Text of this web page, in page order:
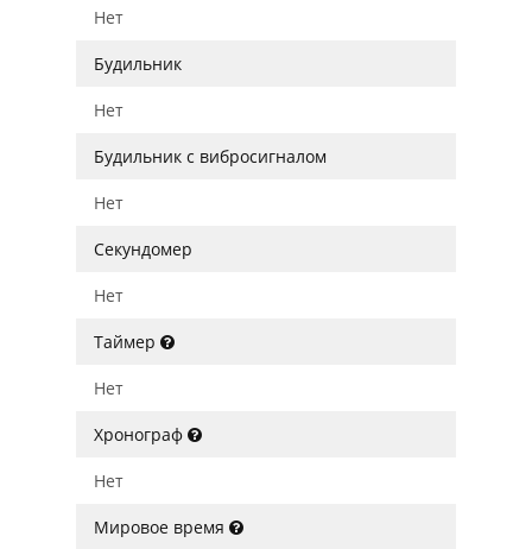
Нет
Будильник
Нет
Будильник с вибросигналом
Нет
Секундомер
Нет
Таймер
Нет
Хронограф
Нет
Мировое время